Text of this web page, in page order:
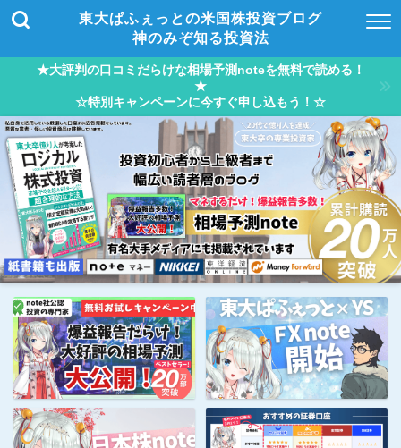
東大ぱふぇっとの米国株投資ブログ
神のみぞ知る投資法
★大評判の口コミだらけな相場予測noteを無料で読める！
★
☆特別キャンペーンに今すぐ申し込もう！☆